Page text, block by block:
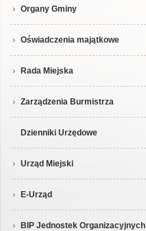
Organy Gminy
Oświadczenia majątkowe
Rada Miejska
Zarządzenia Burmistrza
Dzienniki Urzędowe
Urząd Miejski
E-Urząd
BIP Jednostek Organizacyjnych